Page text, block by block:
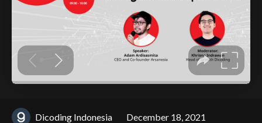
Dicoding Indonesia December 18, 2021